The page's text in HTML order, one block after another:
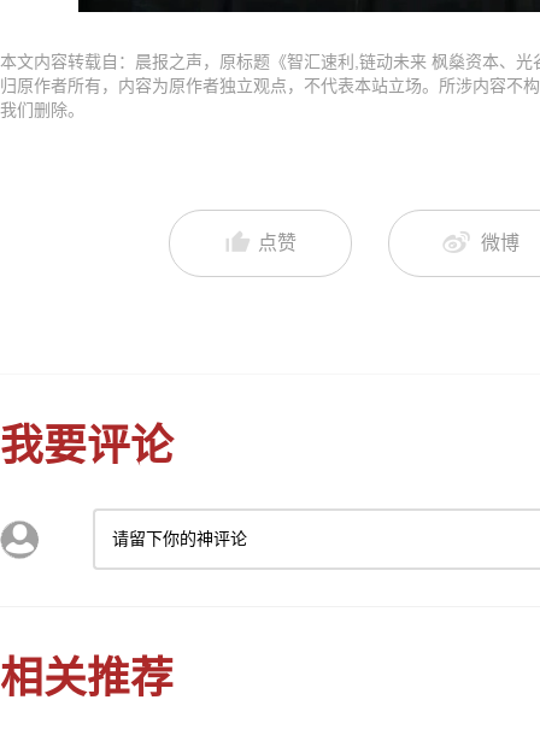
本文内容转载自：晨报之声，原标题《智汇速利,链动未来 枫燊资本、
归原作者所有，内容为原作者独立观点，不代表本站立场。所涉内容不
我们删除。
点赞 微博
我要评论
请留下你的神评论
相关推荐